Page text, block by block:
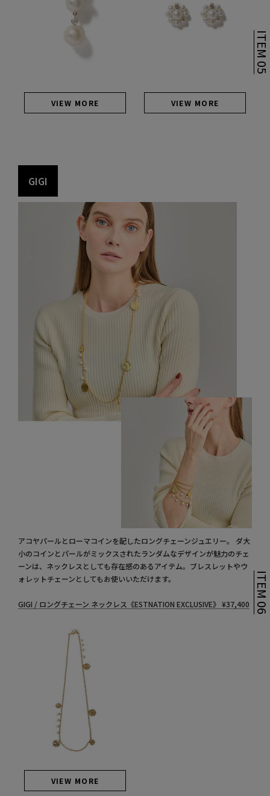
VIEW MORE VIEW MORE
GIGI
アコヤパールとローマコインを配したロングチェーンジュエリー。 ダ大
小のコインとパールがミックスされたランダムなデザインが魅力のチェ
ーンは、ネックレスとしても存在感のあるアイテム。ブレスレットやウ
ォレットチェーンとしてもお使いいただけます。
GIGI / ロングチェーン ネックレス《ESTNATION EXCLUSIVE》 ¥37,400
VIEW MORE